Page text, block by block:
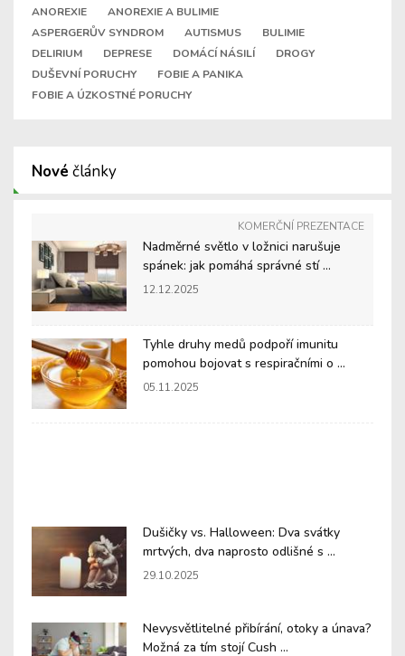
ANOREXIE
ANOREXIE A BULIMIE
ASPERGERŮV SYNDROM
AUTISMUS
BULIMIE
DELIRIUM
DEPRESE DOMÁCÍ NÁSILÍ
DROGY
DUŠEVNÍ PORUCHY
FOBIE A PANIKA
FOBIE A ÚZKOSTNÉ PORUCHY
Nové články
KOMERČNÍ PREZENTACE
Nadměrné světlo v ložnici narušuje
spánek: jak pomáhá správné stí ...
12.12.2025
Tyhle druhy medů podpoří imunitu
pomohou bojovat s respiračními o ...
05.11.2025
Dušičky vs. Halloween: Dva svátky
mrtvých, dva naprosto odlišné s ...
29.10.2025
Nevysvětlitelné přibírání, otoky a únava?
Možná za tím stojí Cush ...